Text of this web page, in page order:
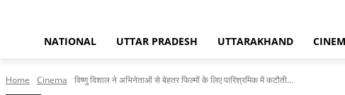
NATIONAL UTTAR PRADESH UTTARAKHAND
Home Cinema विष्णु विशाल ने अभिनेताओं से बेहतर फिल्मों के लिए पारिश्रमिक में कटौती...